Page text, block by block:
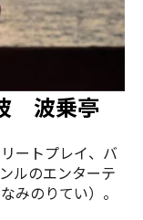
波乗亭
ートプレイ、バ
ルのエンターテ
みのりてい）。